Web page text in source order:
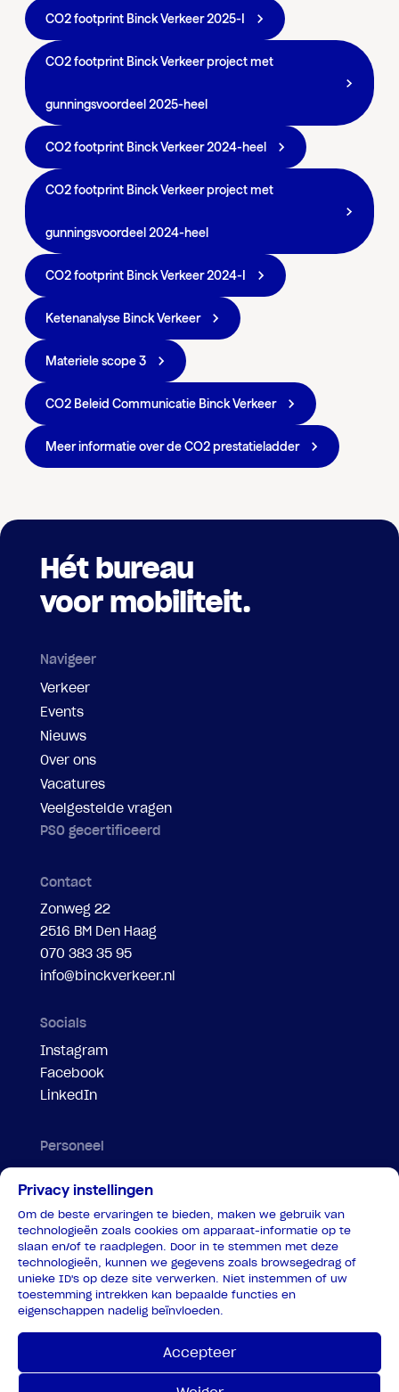
Privacy instellingen
Om de beste ervaringen te bieden, maken we gebruik van
technologieën zoals cookies om apparaat-informatie op te
slaan en/of te raadplegen. Door in te stemmen met deze
technologieën, kunnen we gegevens zoals browsegedrag of
unieke ID's op deze site verwerken. Niet instemmen of uw
toestemming intrekken kan bepaalde functies en
eigenschappen nadelig beïnvloeden.
Accepteer
CO2 footprint Binck Verkeer 2025-I
CO2 footprint Binck Verkeer project met
gunningsvoordeel 2025-heel
CO2 footprint Binck Verkeer 2024-heel
CO2 footprint Binck Verkeer project met
gunningsvoordeel 2024-heel
CO2 footprint Binck Verkeer 2024-I
Ketenanalyse Binck Verkeer
Materiele scope 3
CO2 Beleid Communicatie Binck Verkeer
Meer informatie over de CO2 prestatieladder
Hét bureau
voor mobiliteit.
Navigeer
Verkeer
Events
Nieuws
Over ons
Vacatures
Veelgestelde vragen
PSO gecertificeerd
Contact
Zonweg 22
2516 BM Den Haag
070 383 35 95
info@binckverkeer.nl
Socials
Instagram
Facebook
LinkedIn
Personeel
Motorbegeleiding
Parkeersteward
Portier
Veiligheidspersoon tram
Verkeersregelaar
Verkeersregelaar coördinator